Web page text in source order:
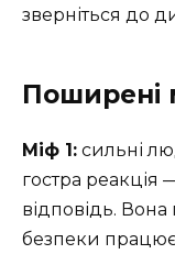
зверніться до
Поширені
Міф 1: сильні
гостра реакція
відповідь.
безпеки